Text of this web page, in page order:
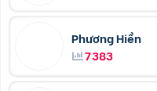
Phương Hiền
7383